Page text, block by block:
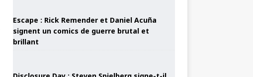
Escape : Rick Remender et Daniel Acuña
signent un comics de guerre brutal et
brillant